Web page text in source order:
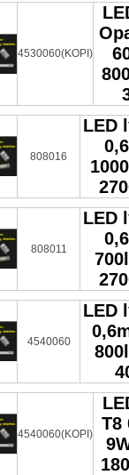
4530060(KOPI)
808016
LED
808011
LED
4540060
LED
4540060(KOPI)
T8